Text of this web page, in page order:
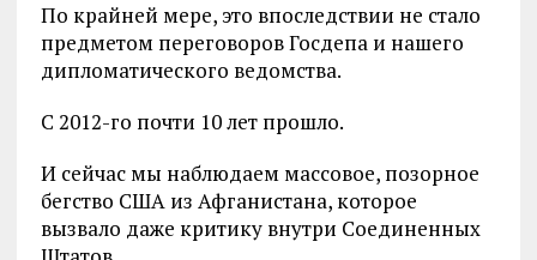
По крайней мере, это впоследствии не стало
предметом переговоров Госдепа и нашего
дипломатического ведомства.
С 2012-го почти 10 лет прошло.
И сейчас мы наблюдаем массовое, позорное
бегство США из Афганистана, которое
вызвало даже критику внутри Соединенных